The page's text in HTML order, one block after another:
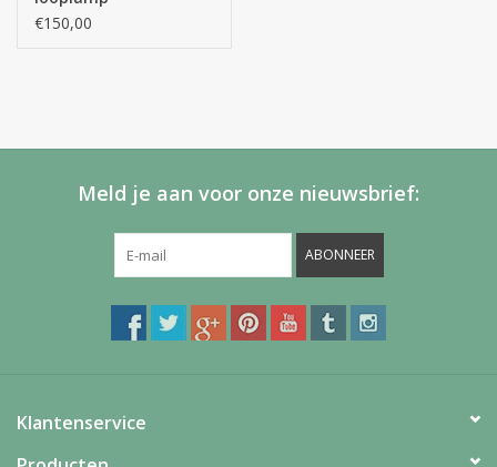
hout/messing
€150,00
Meld je aan voor onze nieuwsbrief:
ABONNEER
Klantenservice